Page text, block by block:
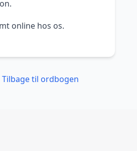
online hos os.
Tilbage til ordbogen